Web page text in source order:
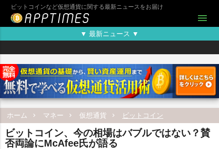
ビットコインなど仮想通貨に関する最新ニュースをお届け
menu
▼ 最新ニュース ▼
ホーム マネー 仮想通貨 ビットコイン
ビットコイン、今の相場はバブルではない？賛
否両論にMcAfee氏が語る